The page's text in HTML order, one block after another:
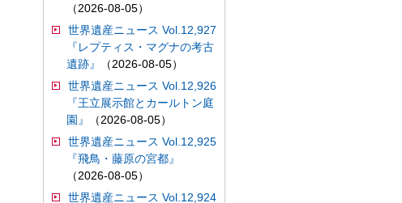
（2026-08-05）
世界遺産ニュース Vol.12,927
『レプティス・マグナの考古
遺跡』
（2026-08-05）
世界遺産ニュース Vol.12,926
『王立展示館とカールトン庭
園』
（2026-08-05）
世界遺産ニュース Vol.12,925
『飛鳥・藤原の宮都』
（2026-08-05）
世界遺産ニュース Vol.12,924